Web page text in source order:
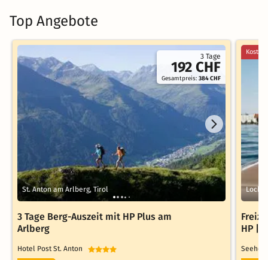
Top Angebote
3 Tage
192 CHF
Gesamtpreis:384 CHF
St. Anton am Arlberg, Tirol
3 Tage Berg-Auszeit mit HP Plus am
Arlberg
Hotel Post St. Anton
HP |